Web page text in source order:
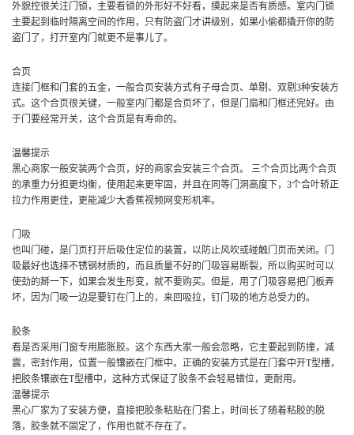
外貌控很关注门锁，主要看锁的外形好不好看，摸起来是否有质感。室内门锁
主要起到临时隔离空间的作用，只有防盗门才讲级别，如果小偷都撬开你的防
盗门了，打开室内门就更不是事儿了。
合页
连接门框和门套的五金，一般合页安装方式有子母合页、单剔、双剔3种安装方
式。这个合页很关键，一般室内门都是合页坏了，但是门扇和门框还完好。由
于门要经常开关，这个合页是有寿命的。
温馨提示
黑心商家一般安装两个合页，好的商家会安装三个合页。 三个合页比两个合页
的承重力分担更均衡，使用起来更牢固，并且在同等门洞高度下，3个合叶轿正
拉力作用更佳，更能减少大香蕉视频网变形机率。
门吸
也叫门碰，是门页打开后吸住定位的装置，以防止风吹或碰触门页而关闭。门
吸最好也选择不锈钢材质的，而且质量不好的门吸容易断裂，所以购买时可以
使劲的掰一下，如果会发生形变，就不要购买。但是，用了门吸容易把门板弄
坏，因为门吸一边是要钉在门上的，来回吸拉，钉门吸的地方总受力的。
胶条
看是否采用门窗专用膨胀胶。这个东西大家一般会忽略，它主要起到防撞，减
震，密封作用，位置一般镶嵌在门框中。正确的安装方式是在门套中开T型槽，
把胶条镶嵌在T型槽中，这种方式保证了胶条不会轻易错位，更耐用。
温馨提示
黑心厂家为了安装方便，直接把胶条粘贴在门套上，时间长了随着粘胶的脱
落，胶条就不固定了，作用也就不存在了。